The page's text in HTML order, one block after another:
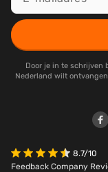
Door je in te schrijven
Nederland wilt
8.7/10
Feedback Company